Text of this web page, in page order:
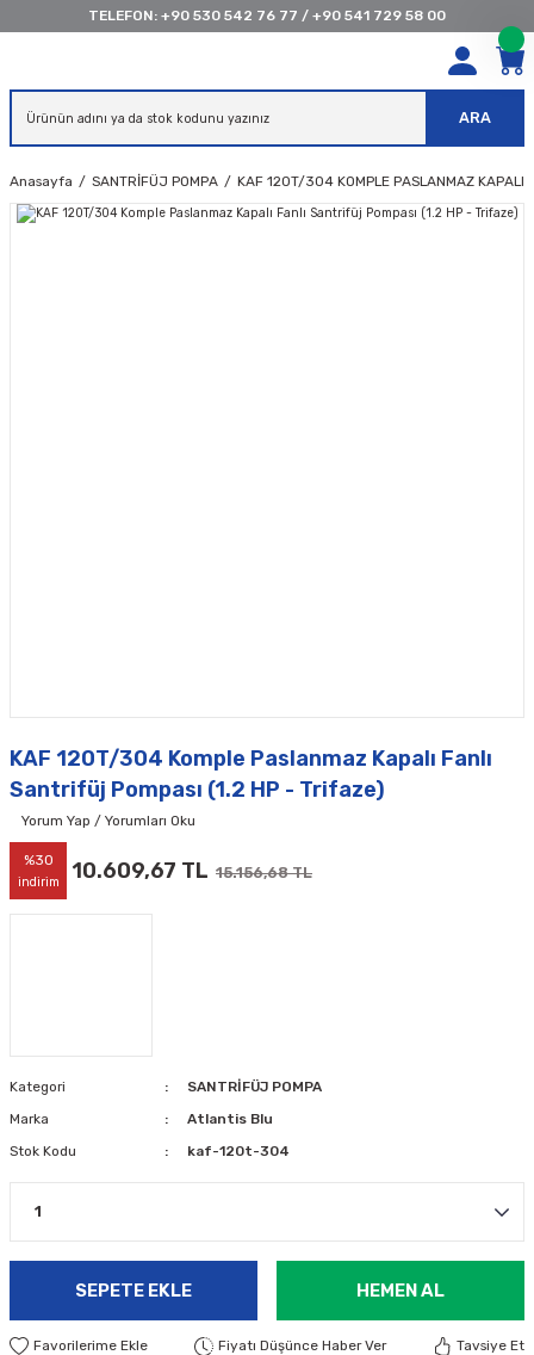
TELEFON: +90 530 542 76 77 / +90 541 729 58 00
ARA
Anasayfa SANTRİFÜJ POMPA KAF 120T/304 KOMPLE PASLANMAZ KAPALI
KAF 120T/304 Komple Paslanmaz Kapalı Fanlı
Santrifüj Pompası (1.2 HP - Trifaze)
Yorum Yap / Yorumları Oku
%30
indirim 10.609,67 TL 15.156,68 TL
Kategori
SANTRİFÜJ POMPA
Marka
Atlantis Blu
Stok Kodu
kaf-120t-304
SEPETE EKLE HEMEN AL
Fiyatı Düşünce Haber Ver Tavsiye Et